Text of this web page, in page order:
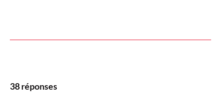
38 réponses